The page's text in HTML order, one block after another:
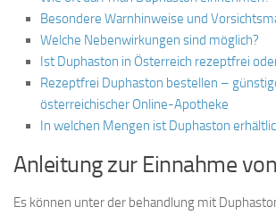
Besondere Warnhinweise und
Welche Nebenwirkungen sind möglich?
Ist Duphaston in Österreich rezeptfrei
Rezeptfrei Duphaston bestellen –
österreichischer Online-Apotheke
In welchen Mengen ist Duphaston
Anleitung zur Einnahme
Es können unter der behandlung mit